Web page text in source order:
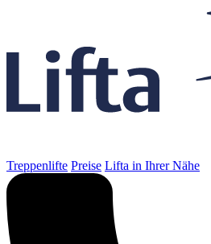
Treppenlifte Preise Lifta in Ihrer Nähe